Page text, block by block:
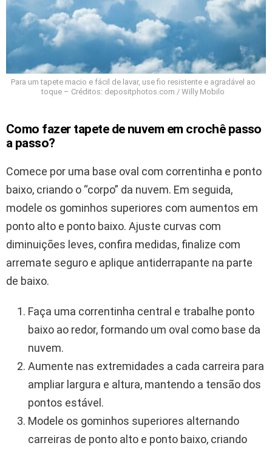
Para um tapete macio e fácil de lavar, use fio resistente e agradável ao
toque – Créditos: depositphotos.com / Willy Mobilo
Como fazer tapete de nuvem em crochê passo
a passo?
Comece por uma base oval com correntinha e ponto
baixo, criando o “corpo” da nuvem. Em seguida,
modele os gominhos superiores com aumentos em
ponto alto e ponto baixo. Ajuste curvas com
diminuições leves, confira medidas, finalize com
arremate seguro e aplique antiderrapante na parte
de baixo.
Faça uma correntinha central e trabalhe ponto
baixo ao redor, formando um oval como base da
nuvem.
Aumente nas extremidades a cada carreira para
ampliar largura e altura, mantendo a tensão dos
pontos estável.
Modele os gominhos superiores alternando
carreiras de ponto alto e ponto baixo, criando